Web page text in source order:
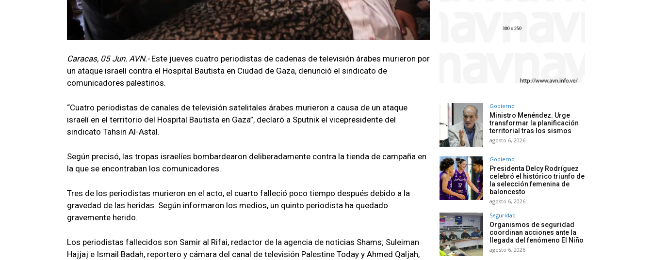
Caracas, 05 Jun. AVN.-Este jueves cuatro periodistas de cadenas de televisión árabes murieron por
un ataque israelí contra el Hospital Bautista en Ciudad de Gaza, denunció el sindicato de
comunicadores palestinos.
“Cuatro periodistas de canales de televisión satelitales árabes murieron a causa de un ataque
israelí en el territorio del Hospital Bautista en Gaza”, declaró a Sputnik el vicepresidente del
sindicato Tahsin Al-Astal.
Según precisó, las tropas israelíes bombardearon deliberadamente contra la tienda de campaña en
la que se encontraban los comunicadores.
Tres de los periodistas murieron en el acto, el cuarto falleció poco tiempo después debido a la
gravedad de las heridas. Según informaron los medios, un quinto periodista ha quedado
gravemente herido.
Los periodistas fallecidos son Samir al Rifai, redactor de la agencia de noticias Shams; Suleiman
Hajjaj e Ismail Badah, reportero y cámara del canal de televisión Palestine Today y Ahmed Qaljah,
Gobierno
Ministro Menéndez: Urge
transformar la planificación
territorial tras los sismos
agosto 6, 2026
Gobierno
Presidenta Delcy Rodríguez
celebró el histórico triunfo de
la selección femenina de
baloncesto
agosto 6, 2026
Seguridad
Organismos de seguridad
coordinan acciones ante la
llegada del fenómeno El Niño
agosto 6, 2026